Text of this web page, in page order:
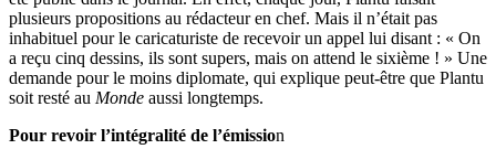
plusieurs propositions au rédacteur en chef. Mais il n’était pas
inhabituel pour le caricaturiste de recevoir un appel lui disant : « On
a reçu cinq dessins, ils sont supers, mais on attend le sixième ! » Une
demande pour le moins diplomate, qui explique peut-être que Plantu
soit resté au Monde aussi longtemps.
Pour revoir l’intégralité de l’émission